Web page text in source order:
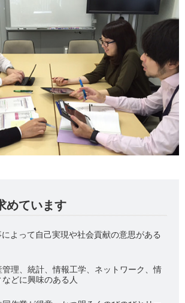
めています
よって自己実現や社会貢献の意思がある
理、統計、情報工学、ネットワーク、情
どに興味のある人